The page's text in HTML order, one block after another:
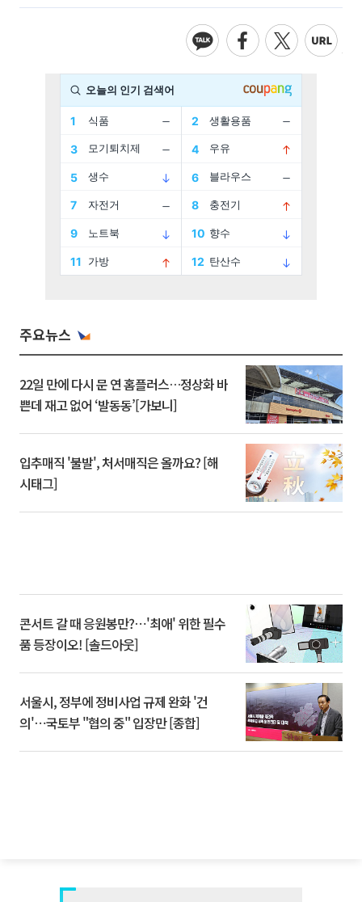
주요뉴스
22일 만에 다시 문 연 홈플러스…정상화 바
쁜데 재고 없어 ‘발동동’[가보니]
입추매직 '불발', 처서매직은 올까요? [해
시태그]
콘서트 갈 때 응원봉만?⋯'최애' 위한 필수
품 등장이오! [솔드아웃]
서울시, 정부에 정비사업 규제 완화 '건
의'⋯국토부 "협의 중" 입장만 [종합]